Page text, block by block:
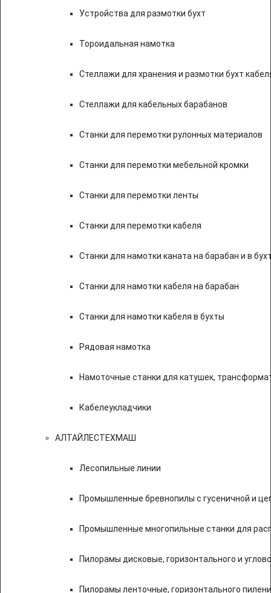
Устройства для размотки бухт
Тороидальная намотка
Стеллажи для хранения и размотки бухт
Стеллажи для кабельных барабанов
Станки для перемотки рулонных материалов
Станки для перемотки мебельной кромки
Станки для перемотки ленты
Станки для перемотки кабеля
Станки для намотки каната на барабан и в
Станки для намотки кабеля на барабан
Станки для намотки кабеля в бухты
Рядовая намотка
Намоточные станки для катушек,
Кабелеукладчики
АЛТАЙЛЕСТЕХМАШ
Лесопильные линии
Промышленные бревнопилы с гусеничной и
Промышленные многопильные станки для
Пилорамы дисковые, горизонтального и
Пилорамы ленточные, горизонтального